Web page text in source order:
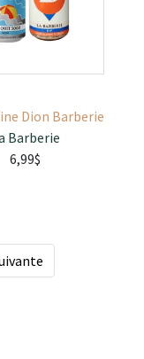
Dion Barberie
Barberie
6,99$